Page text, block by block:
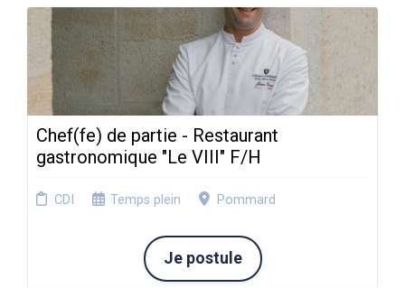
Chef(fe) de partie - Restaurant
gastronomique "Le VIII" F/H
CDI Temps plein Pommard
Je postule